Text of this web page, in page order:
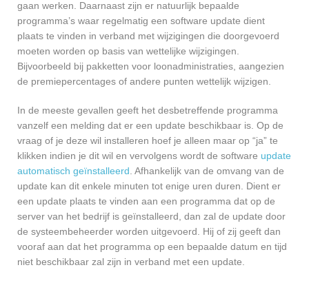
gaan werken. Daarnaast zijn er natuurlijk bepaalde
programma’s waar regelmatig een software update dient
plaats te vinden in verband met wijzigingen die doorgevoerd
moeten worden op basis van wettelijke wijzigingen.
Bijvoorbeeld bij pakketten voor loonadministraties, aangezien
de premiepercentages of andere punten wettelijk wijzigen.
In de meeste gevallen geeft het desbetreffende programma
vanzelf een melding dat er een update beschikbaar is. Op de
vraag of je deze wil installeren hoef je alleen maar op “ja” te
klikken indien je dit wil en vervolgens wordt de software update
automatisch geïnstalleerd. Afhankelijk van de omvang van de
update kan dit enkele minuten tot enige uren duren. Dient er
een update plaats te vinden aan een programma dat op de
server van het bedrijf is geïnstalleerd, dan zal de update door
de systeembeheerder worden uitgevoerd. Hij of zij geeft dan
vooraf aan dat het programma op een bepaalde datum en tijd
niet beschikbaar zal zijn in verband met een update.